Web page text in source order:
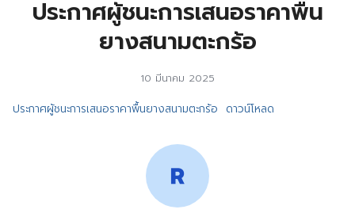
ประกาศผู้ชนะการเสนอราคาพื้น
ยางสนามตะกร้อ
10 มีนาคม 2025
ประกาศผู้ชนะการเสนอราคาพื้นยางสนามตะกร้อ ดาวน์โหลด